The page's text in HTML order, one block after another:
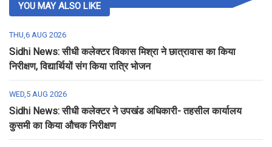
YOU MAY ALSO LIKE
THU,6 AUG 2026
Sidhi News: सीधी कलेक्टर विकास मिश्रा ने छात्रावास का किया
निरीक्षण, विद्यार्थियों संग किया रात्रि भोजन
WED,5 AUG 2026
Sidhi News: सीधी कलेक्टर ने उपखंड अधिकारी- तहसील कार्यालय
कुसमी का किया औचक निरीक्षण